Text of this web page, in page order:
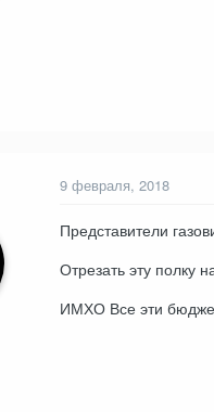
9 февраля, 2018
Представители
Отрезать эту полку
ИМХО Все эти